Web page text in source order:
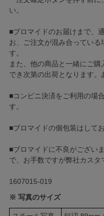
い。
■ブロマイドのお届けまで、
お、ご注文が混み合っている
す。
また、他の商品と一緒にご
でき次第の出荷となります。
■コンビニ決済をご利用の場
す。
■ブロマイドの個包装はして
■ブロマイドに不良がござい
で、お手数ですが弊社カスタ
1607015-019
※ 写真のサイズ